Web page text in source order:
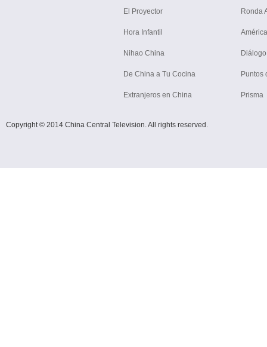
El Proyector
Hora Infantil
Nihao China
De China a Tu Cocina
Extranjeros en China
Ronda
Diálogo
Puntos
Prisma
Copyright © 2014 China Central Television. All rights reserved.